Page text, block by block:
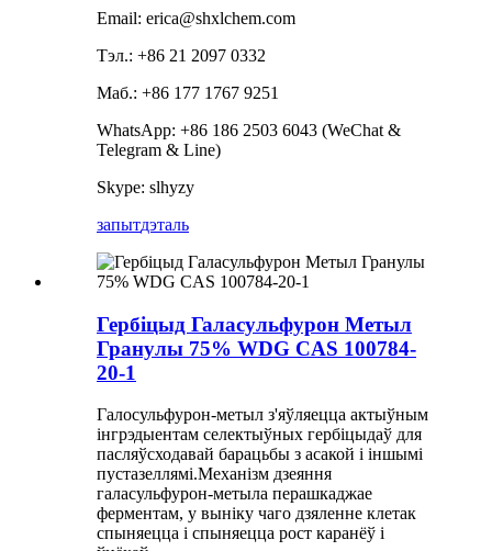
Email: erica@shxlchem.com
Тэл.: +86 21 2097 0332
Маб.: +86 177 1767 9251
WhatsApp: +86 186 2503 6043 (WeChat &
Telegram & Line)
Skype: slhyzy
запытдэталь
Гербіцыд Галасульфурон Метыл
Гранулы 75% WDG CAS 100784-
20-1
Галосульфурон-метыл з'яўляецца актыўным
інгрэдыентам селектыўных гербіцыдаў для
пасляўсходавай барацьбы з асакой і іншымі
пустазеллямі.Механізм дзеяння
галасульфурон-метыла перашкаджае
ферментам, у выніку чаго дзяленне клетак
спыняецца і спыняецца рост каранёў і